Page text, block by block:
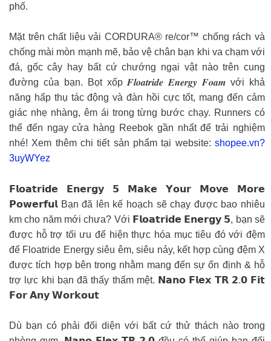
phố.
Mặt trên chất liệu vải CORDURA® re/cor™ chống rách và
chống mài mòn mạnh mẽ, bảo vệ chân bạn khi va chạm với
đá, gốc cây hay bất cứ chướng ngại vật nào trên cung
đường của bạn. Bọt xốp 𝑭𝒍𝒐𝒂𝒕𝒓𝒊𝒅𝒆 𝑬𝒏𝒆𝒓𝒈𝒚 𝑭𝒐𝒂𝒎 với khả
năng hấp thụ tác động và đàn hồi cực tốt, mang đến cảm
giác nhẹ nhàng, êm ái trong từng bước chạy. Runners có
thể đến ngay cửa hàng Reebok gần nhất để trải nghiệm
nhé! Xem thêm chi tiết sản phẩm tại website: shopee.vn?
3uyWYez
𝗙𝗹𝗼𝗮𝘁𝗿𝗶𝗱𝗲 𝗘𝗻𝗲𝗿𝗴𝘆 𝟱 𝗠𝗮𝗸𝗲 𝗬𝗼𝘂𝗿 𝗠𝗼𝘃𝗲 𝗠𝗼𝗿𝗲
𝗣𝗼𝘄𝗲𝗿𝗳𝘂𝗹 Bạn đã lên kế hoạch sẽ chạy được bao nhiêu
km cho năm mới chưa? Với 𝗙𝗹𝗼𝗮𝘁𝗿𝗶𝗱𝗲 𝗘𝗻𝗲𝗿𝗴𝘆 𝟱, bạn sẽ
được hỗ trợ tối ưu để hiện thực hóa mục tiêu đó với đệm
đế Floatride Energy siêu êm, siêu nảy, kết hợp cùng đệm X
được tích hợp bên trong nhằm mang đến sự ổn định & hỗ
trợ lực khi bạn đã thấy thấm mệt. 𝗡𝗮𝗻𝗼 𝗙𝗹𝗲𝘅 𝗧𝗥 𝟮.𝟬 𝗙𝗶𝘁
𝗙𝗼𝗿 𝗔𝗻𝘆 𝗪𝗼𝗿𝗸𝗼𝘂𝘁
Dù bạn có phải đối diện với bất cứ thử thách nào trong